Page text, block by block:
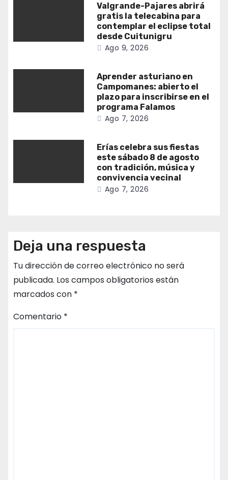
Valgrande-Pajares abrirá
gratis la telecabina para
contemplar el eclipse total
desde Cuitunigru
Ago 9, 2026
Aprender asturiano en
Campomanes: abierto el
plazo para inscribirse en el
programa Falamos
Ago 7, 2026
Erías celebra sus fiestas
este sábado 8 de agosto
con tradición, música y
convivencia vecinal
Ago 7, 2026
Deja una respuesta
Tu dirección de correo electrónico no será
publicada. Los campos obligatorios están
marcados con *
Comentario *